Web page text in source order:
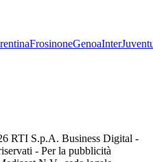
FrosinoneGenoaInter
RTI S.p.A. Business Digital -
- Per la pubblicità